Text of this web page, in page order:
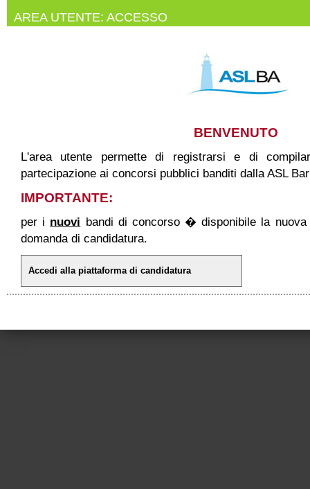
AREA UTENTE: ACCESSO
BENVENUTO
L'area utente permette di registrarsi e di
partecipazione ai concorsi pubblici banditi dalla ASL
IMPORTANTE:
per i nuovi bandi di concorso � disponibile la nuova
domanda di candidatura.
Accedi alla piattaforma di candidatura